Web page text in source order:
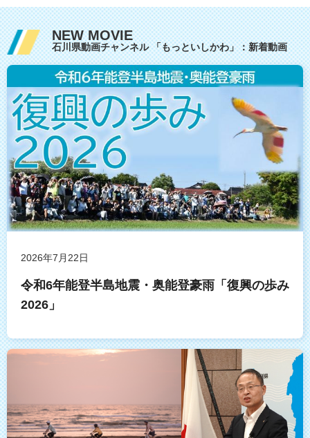
NEW MOVIE
石川県動画チャンネル 「もっといしかわ」：新着動画
2026年7月22日
令和6年能登半島地震・奥能登豪雨「復興の歩み
2026」